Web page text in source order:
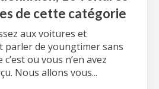
de cette catégorie
aux voitures et
parler de youngtimer sans
ou vous n’en avez
Nous allons vous...